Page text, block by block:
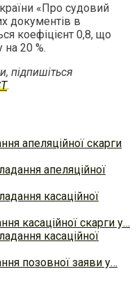
«Про судовий
документів в
коефіцієнт 0,8, що
20 %.
підпишіться
.
апеляційної скарги
апеляційної
касаційної
касаційної скарги у…
касаційної
позовної заяви у…